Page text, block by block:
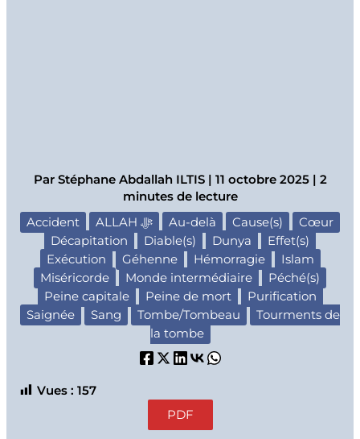
Par Stéphane Abdallah ILTIS 11 octobre 2025
2
minutes de lecture
Accident
ALLAH ﷻ Au-delà Cause(s)
Cœur
Décapitation
Diable(s) Dunya
Effet(s)
Exécution
Géhenne Hémorragie
Islam
Miséricorde
Monde intermédiaire
Péché(s)
Peine capitale
Peine de mort
Purification
Saignée
Sang Tombe/Tombeau
Tourments de
la tombe
Vues : 157
PDF